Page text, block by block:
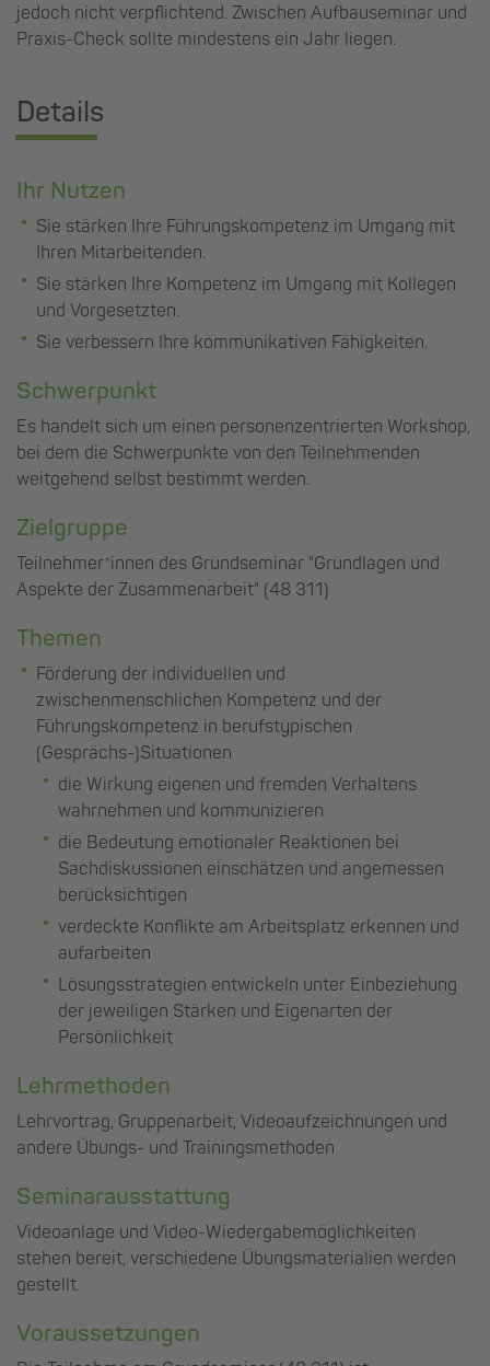
jedoch nicht verpflichtend. Zwischen Aufbauseminar und
Praxis-Check sollte mindestens ein Jahr liegen.
Details
Ihr Nutzen
Sie stärken Ihre Führungskompetenz im Umgang mit
Ihren Mitarbeitenden.
Sie stärken Ihre Kompetenz im Umgang mit Kollegen
und Vorgesetzten.
Sie verbessern Ihre kommunikativen Fähigkeiten.
Schwerpunkt
Es handelt sich um einen personenzentrierten Workshop,
bei dem die Schwerpunkte von den Teilnehmenden
weitgehend selbst bestimmt werden.
Zielgruppe
Teilnehmer*innen des Grundseminar "Grundlagen und
Aspekte der Zusammenarbeit" (48 311)
Themen
Förderung der individuellen und
zwischenmenschlichen Kompetenz und der
Führungskompetenz in berufstypischen
(Gesprächs-)Situationen
die Wirkung eigenen und fremden Verhaltens
wahrnehmen und kommunizieren
die Bedeutung emotionaler Reaktionen bei
Sachdiskussionen einschätzen und angemessen
berücksichtigen
verdeckte Konflikte am Arbeitsplatz erkennen und
aufarbeiten
Lösungsstrategien entwickeln unter Einbeziehung
der jeweiligen Stärken und Eigenarten der
Persönlichkeit
Lehrmethoden
Lehrvortrag, Gruppenarbeit, Videoaufzeichnungen und
andere Übungs- und Trainingsmethoden
Seminarausstattung
Videoanlage und Video-Wiedergabemöglichkeiten
stehen bereit, verschiedene Übungsmaterialien werden
gestellt.
Voraussetzungen